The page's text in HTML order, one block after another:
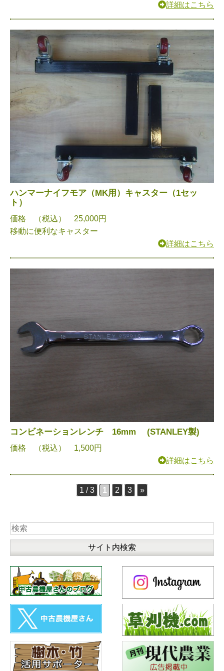
詳細はこちら
ハンマーナイフモア（MK用）キャスター（1セッ
ト）
価格 （税込） 25,000円
移動に便利なキャスター
詳細はこちら
コンビネーションレンチ 16mm (STANLEY製)
価格 （税込） 1,500円
詳細はこちら
1 / 3 1 2 3 »